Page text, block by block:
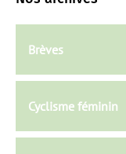
Brèves
Cyclisme féminin